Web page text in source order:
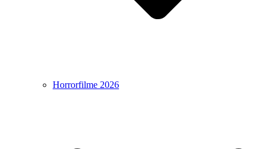
Horrorfilme 2026